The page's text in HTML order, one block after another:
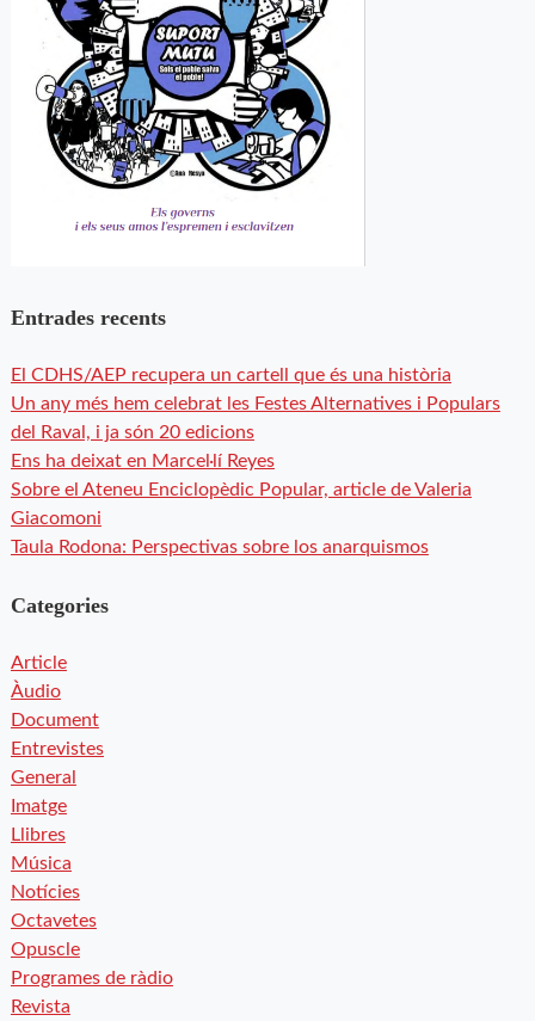
Entrades recents
El CDHS/AEP recupera un cartell que és una història
Un any més hem celebrat les Festes Alternatives i Populars
del Raval, i ja són 20 edicions
Ens ha deixat en Marcel·lí Reyes
Sobre el Ateneu Enciclopèdic Popular, article de Valeria
Giacomoni
Taula Rodona: Perspectivas sobre los anarquismos
Categories
Article
Àudio
Document
Entrevistes
General
Imatge
Llibres
Música
Notícies
Octavetes
Opuscle
Programes de ràdio
Revista